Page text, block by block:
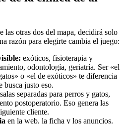
las otras dos del mapa, decidirá solo
razón para elegirte cambia el juego:
exóticos, fisioterapia y
odontología, geriatría. Ser «el
o «el de exóticos» te diferencia
busca justo eso.
salas separadas para perros y gatos,
postoperatorio. Eso genera las
cliente.
en la web, la ficha y los anuncios.